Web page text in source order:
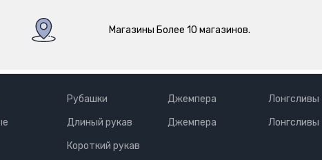
Магазины Более 10 магазинов.
Рубашки
Длиный рукав
Короткий рукав
Джемпера
Джемпера
Лонгсливы
Лонгсливы